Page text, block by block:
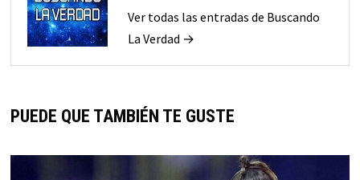
Ver todas las entradas de Buscando
La Verdad →
PUEDE QUE TAMBIÉN TE GUSTE